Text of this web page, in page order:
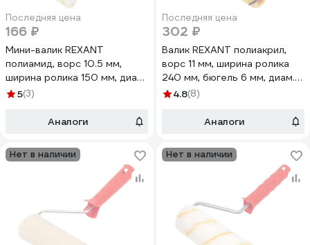
Последняя цена
166 ₽
Мини-валик REXANT
полиамид, ворс 10.5 мм,
ширина ролика 150 мм, диам.
15 мм 89-0056
5(3)
Аналоги
Последняя цена
302 ₽
Валик REXANT полиакрил,
ворс 11 мм, ширина ролика
240 мм, бюгель 6 мм, диам.
42 мм 89-0022
4.8(8)
Аналоги
Нет в наличии Нет в наличии